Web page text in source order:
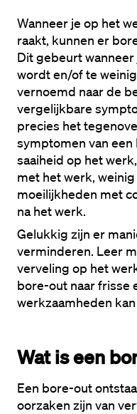
Wanneer je op het
raakt, kunnen er
Dit gebeurt
wordt en/of te
vernoemd naar de
vergelijkbare
precies het
symptomen van
saaiheid op het
met het werk,
moeilijkheden met
na het werk.
Gelukkig zijn er
verminderen. Leer
verveling op het
bore-out naar frisse
werkzaamheden kan
Wat is een
Een bore-out
oorzaken zijn van